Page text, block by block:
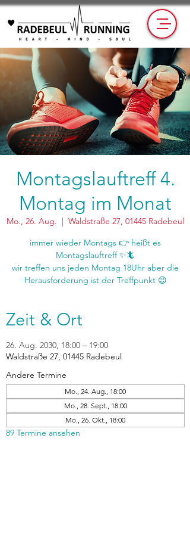
Montagslauftreff 4.
Montag im Monat
Mo., 26. Aug.
  |
Waldstraße 27, 01445 Radebeul
immer wieder Montags 👉 heißt es
Montagslauftreff ✨🦎
wir treffen uns jeden Montag 18Uhr aber die
Zeit & Ort
26. Aug. 2030, 18:00 – 19:00
Waldstraße 27, 01445 Radebeul
Andere Termine
Mo., 24. Aug., 18:00
Mo., 28. Sept., 18:00
Mo., 26. Okt., 18:00
89 Termine ansehen